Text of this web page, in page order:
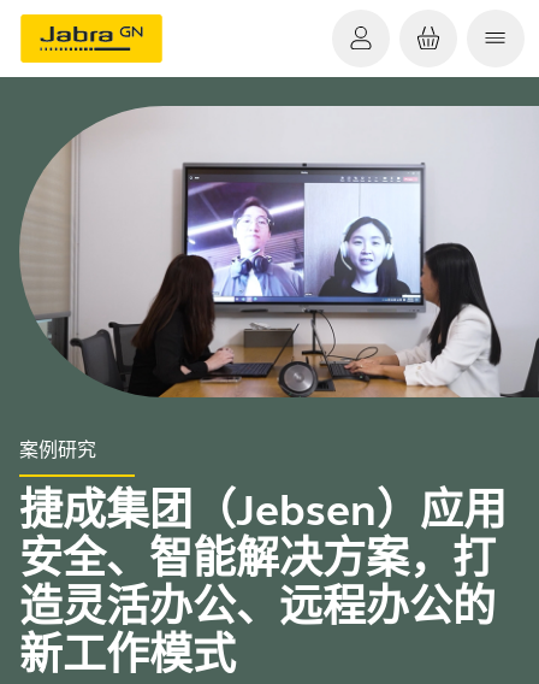
案例研究
捷成集团（Jebsen）应用
安全、智能解决方案，打
造灵活办公、远程办公的
新工作模式